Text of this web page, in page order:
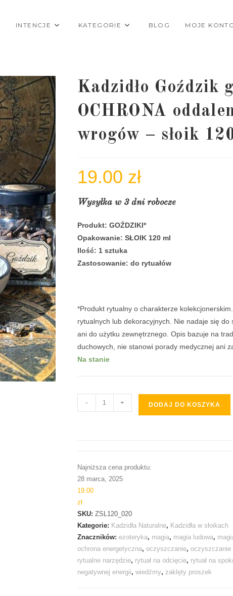
INTENCJE KATEGORIE BLOG MOJE
Kadzidło Goździk
OCHRONA
wrogów – słoik
19.00 zł
Wysyłka w 3 dni robocze
Produkt: GOŹDZIKI*
Opakowanie: SŁOIK 120 ml
Ilość: 1 sztuka
Zastosowanie: do rytuałów
*Produkt rytualny o charakterze
rytualnych lub dekoracyjnych. Nie nadaje się
ani do użytku zewnętrznego. Opis bazuje na
duchowych, nie stanowi porady medycznej ani
Na stanie
- + DODAJ DO KOSZYKA
Najniższa cena produktu:
28 marca, 2025
19.00
zł
SKU: ZSL120_020
Kategorie: Kadzidła Naturalne, Kadzidła w słoikach
Znaczników: ezoteryka, magia, magia ludowa,
ochrona energetyczna, oczyszczanie, oczyszczanie
rytualne narzędzie, rytuał na odcięcie, rytuał na
negatywnej energii, wiedźmy, zaklęty proszek